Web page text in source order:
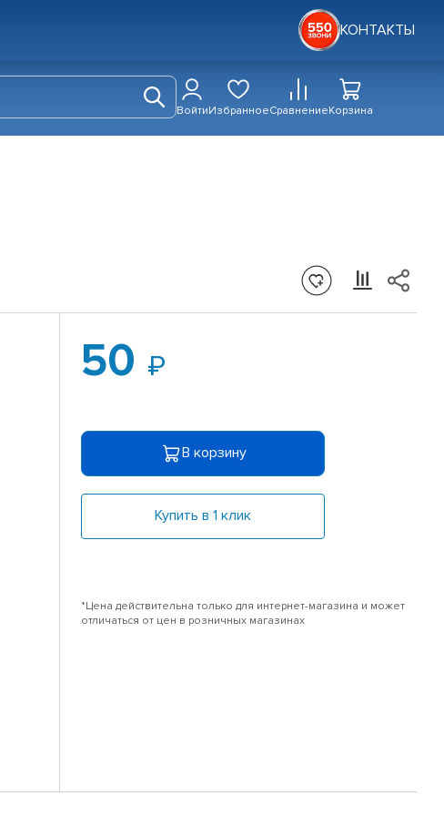
КОНТАКТЫ
ВойтиИзбранноеСравнениеКорзина
50
В корзину
Купить в 1 клик
*Цена действительна только для интернет-магазина и может
отличаться от цен в розничных магазинах